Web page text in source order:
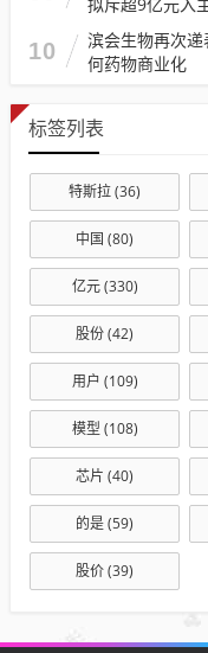
10
滨会生物再次
何药物商业化
标签列表
特斯拉(36)
中国 (80)
亿元(330)
股份(42)
用户 (109)
模型 (108)
芯片 (40)
的是(59)
股价(39)